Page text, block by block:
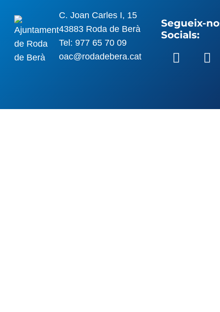
C. Joan Carles I, 15
43883 Roda de Berà
Tel: 977 65 70 09
oac@rodadebera.cat
Segueix-
Socials: